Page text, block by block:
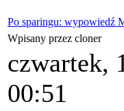
Po sparingu: wypowiedź
Wpisany przez cloner
czwartek,
00:51